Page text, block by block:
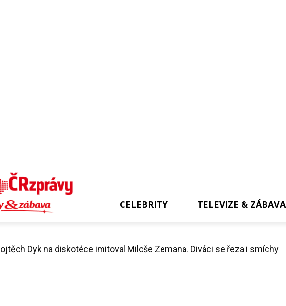
CELEBRITY TELEVIZE & ZÁBAVA
Dyk na diskotéce imitoval Miloše Zemana. Diváci se řezali smíchy